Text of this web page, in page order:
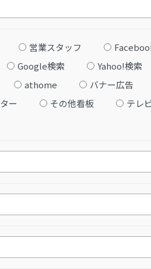
営業スタッフ
Google検索 Yahoo!検索
athome バナー広告
ー その他看板 テレ